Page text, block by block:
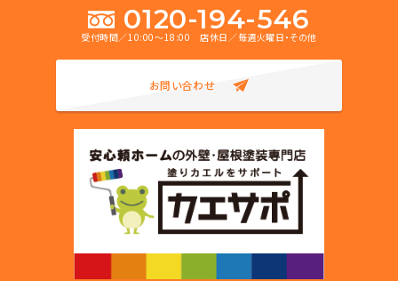
0120-194-546
受付時間／10:00～18:00 店休日／毎週火曜日・その他
お問い合わせ